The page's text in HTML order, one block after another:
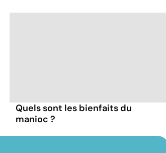
Quels sont les bienfaits du
manioc ?